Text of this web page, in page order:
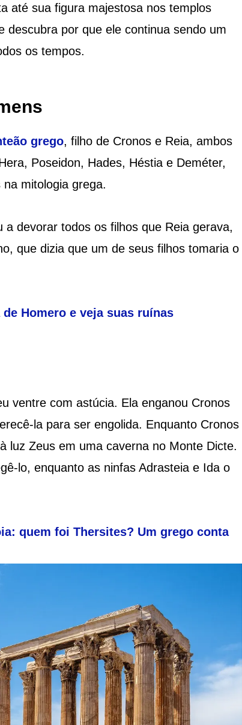
até sua figura majestosa nos templos
por que ele continua sendo um
os tempos.
grego, filho de Cronos e Reia, ambos
Poseidon, Hades, Héstia e Deméter,
mitologia grega.
a devorar todos os filhos que Reia gerava,
que dizia que um de seus filhos tomaria o
Homero e veja suas ruínas
ventre com astúcia. Ela enganou Cronos
la para ser engolida. Enquanto Cronos
luz Zeus em uma caverna no Monte Dicte.
lo, enquanto as ninfas Adrasteia e Ida o
quem foi Thersites? Um grego conta